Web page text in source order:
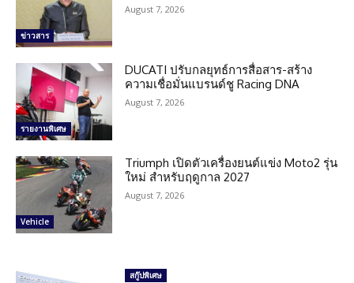
ข่าวสาร
August 7, 2026
รายงานพิเศษ
DUCATI ปรับกลยุทธ์การสื่อสาร-สร้าง
ความเชื่อมั่นแบรนด์ชู Racing DNA
August 7, 2026
Vehicle
Triumph เปิดตัวเครื่องยนต์แข่ง Moto2 รุ่น
ใหม่ สำหรับฤดูกาล 2027
August 7, 2026
สกู๊ปพิเศษ